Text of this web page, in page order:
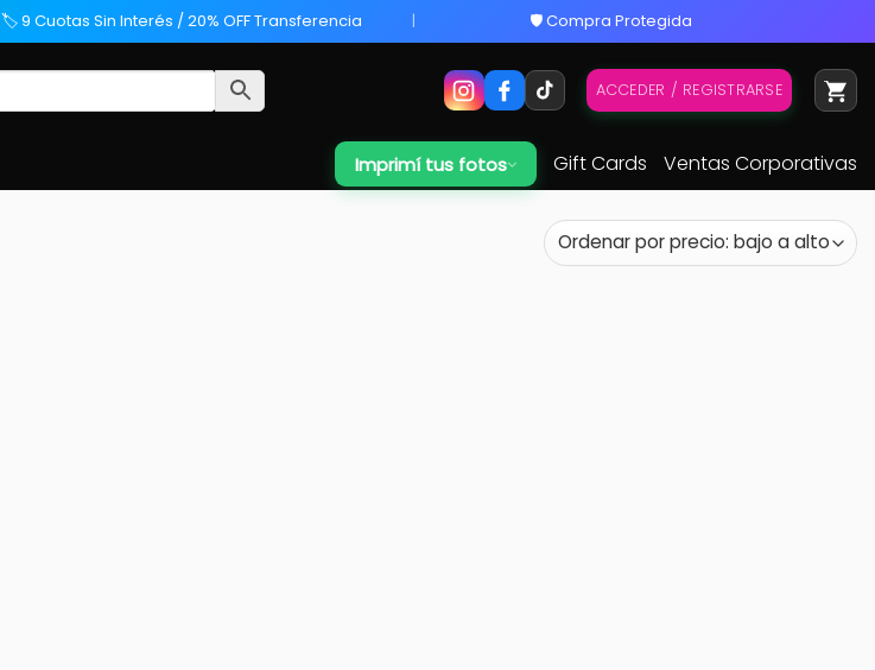
🏷️ 9 Cuotas Sin Interés / 20% OFF Transferencia 🛡️ Compra Protegida
ACCEDER / REGISTRARSE
Imprimí tus fotos Gift Cards Ventas Corporativas